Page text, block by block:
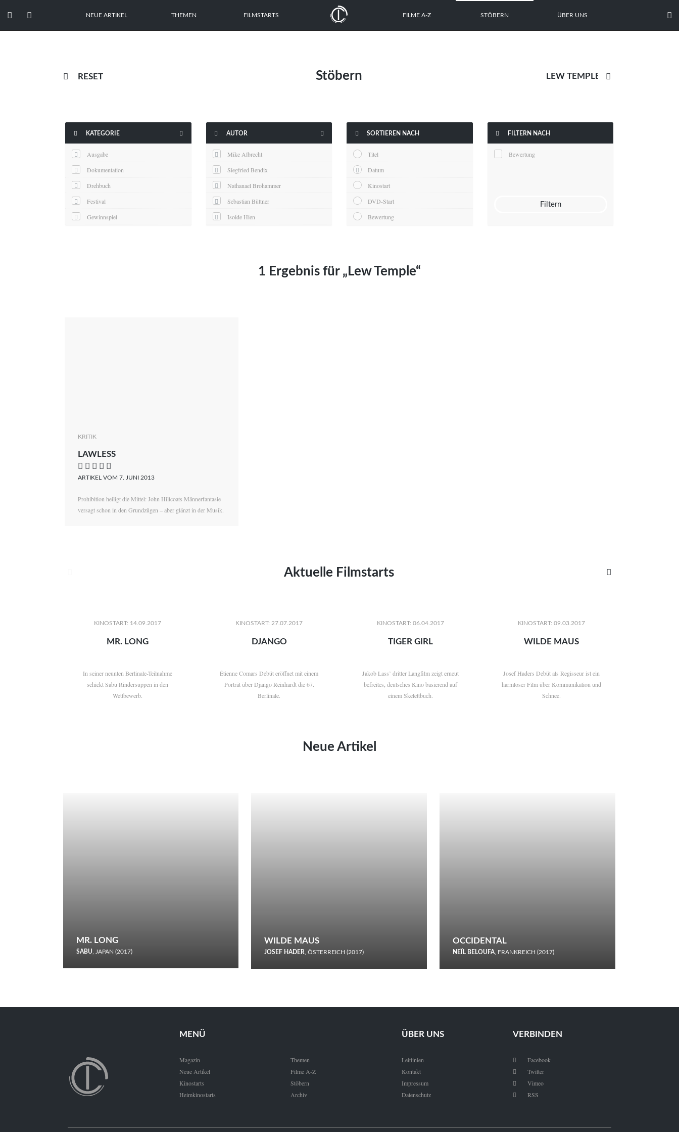
  NEUE ARTIKEL THEMEN FILMSTARTS FILME A-Z STÖBERN ÜBER UNS 
 RESET Stöbern 
 KATEGORIE 
Ausgabe
Dokumentation
Drehbuch
Festival
Gewinnspiel
 AUTOR 
Mike Albrecht
Siegfried Bendix
Nathanael Brohammer
Sebastian Büttner
Isolde Hien
 SORTIEREN NACH
Titel
Datum
Kinostart
DVD-Start
Bewertung
 FILTERN NACH
Bewertung
Filtern
1 Ergebnis für „Lew Temple“
KRITIK
LAWLESS
    
ARTIKEL VOM 7. JUNI 2013
Prohibition heiligt die Mittel: John Hillcoats Männerfantasie
versagt schon in den Grundzügen – aber glänzt in der Musik.
Aktuelle Filmstarts 
KINOSTART: 14.09.2017
MR. LONG
In seiner neunten Berlinale-Teilnahme
schickt Sabu Rindersuppen in den
Wettbewerb.
KINOSTART: 27.07.2017
DJANGO
Étienne Comars Debüt eröffnet mit einem
Porträt über Django Reinhardt die 67.
Berlinale.
KINOSTART: 06.04.2017
TIGER GIRL
Jakob Lass’ dritter Langfilm zeigt erneut
befreites, deutsches Kino basierend auf
einem Skelettbuch.
KINOSTART: 09.03.2017
WILDE MAUS
Josef Haders Debüt als Regisseur ist ein
harmloser Film über Kommunikation und
Schnee.
Neue Artikel
MR. LONG
SABU, JAPAN (2017)
den Wettbewerb.
WILDE MAUS
JOSEF HADER, ÖSTERREICH (2017)
Schnee.
OCCIDENTAL
NEÏL BELOUFA, FRANKREICH (2017)
MENÜ
Magazin
Neue Artikel
Kinostarts
Heimkinostarts
Themen
Filme A-Z
Stöbern
Archiv
ÜBER UNS
Leitlinien
Kontakt
Impressum
Datenschutz
VERBINDEN
 Facebook
 Twitter
 Vimeo
 RSS